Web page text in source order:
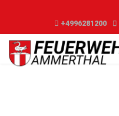
+4996281200